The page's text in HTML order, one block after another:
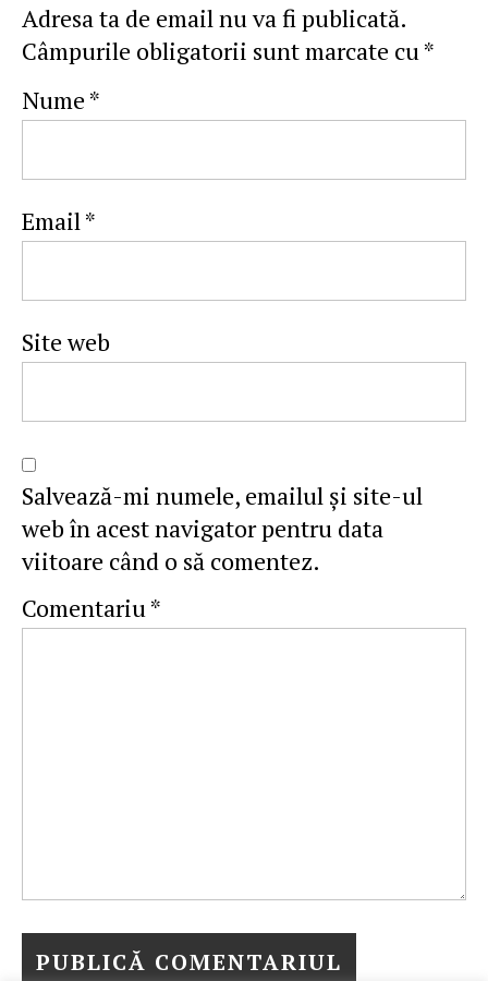
Adresa ta de email nu va fi publicată.
Câmpurile obligatorii sunt marcate cu *
Nume *
Email *
Site web
Salvează-mi numele, emailul și site-ul
web în acest navigator pentru data
viitoare când o să comentez.
Comentariu *